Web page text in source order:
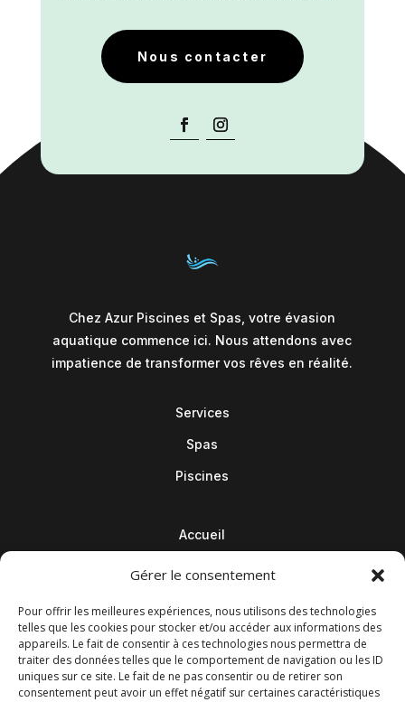
Gérer le consentement
Pour offrir les meilleures expériences, nous utilisons des technologies
telles que les cookies pour stocker et/ou accéder aux informations des
appareils. Le fait de consentir à ces technologies nous permettra de
traiter des données telles que le comportement de navigation ou les ID
uniques sur ce site. Le fait de ne pas consentir ou de retirer son
consentement peut avoir un effet négatif sur certaines caractéristiques
Nous contacter
Chez Azur Piscines et Spas, votre évasion
aquatique commence ici. Nous attendons avec
impatience de transformer vos rêves en réalité.
Services
Spas
Piscines
Accueil